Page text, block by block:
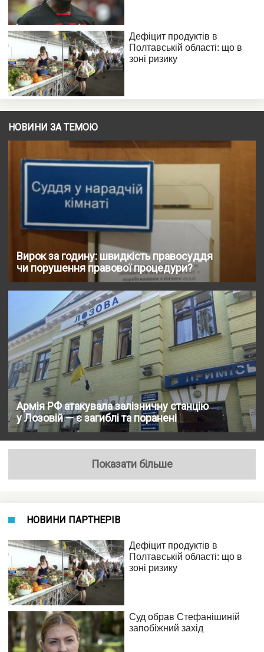
НОВИНИ ЗА ТЕМОЮ
Вирок за годину: швидкість правосуддя
чи порушення правової процедури?
Армія РФ атакувала залізничну станцію
у Лозовій — є загиблі та поранені
Показати більше
НОВИНИ ПАРТНЕРІВ